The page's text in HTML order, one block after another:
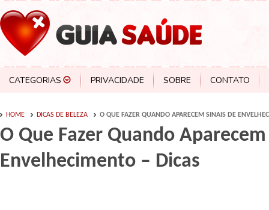
CATEGORIAS PRIVACIDADE SOBRE CONTATO
HOME DICAS DE BELEZA O QUE FAZER QUANDO APARECEM SINAIS DE
O Que Fazer Quando
Envelhecimento – Dicas